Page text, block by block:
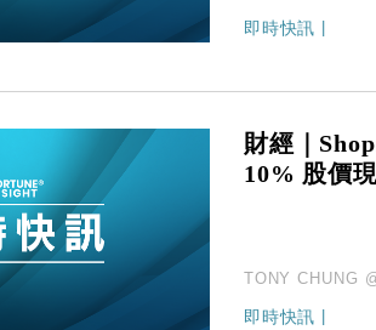
即時快訊
財經｜
10% 股價
TONY CHUNG
即時快訊